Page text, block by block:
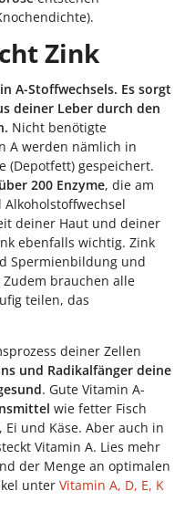
Zink
A-Stoffwechsels. Es sorgt
deiner Leber durch den
Nicht benötigte
A werden nämlich in
(Depotfett) gespeichert.
200 Enzyme, die am
Alkoholstoffwechsel
deiner Haut und deiner
ebenfalls wichtig. Zink
Spermienbildung und
brauchen alle
teilen, das
deiner Zellen
und Radikalfänger deine
. Gute Vitamin A-
wie fetter Fisch
und Käse. Aber auch in
Vitamin A. Lies mehr
der Menge an optimalen
unterVitamin A, D, E, K